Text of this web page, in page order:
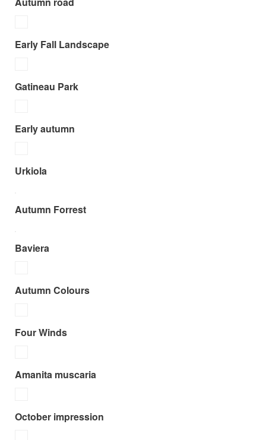
Early Fall Landscape
Gatineau Park
Early autumn
Urkiola
Autumn Forrest
Baviera
Autumn Colours
Four Winds
Amanita muscaria
October impression